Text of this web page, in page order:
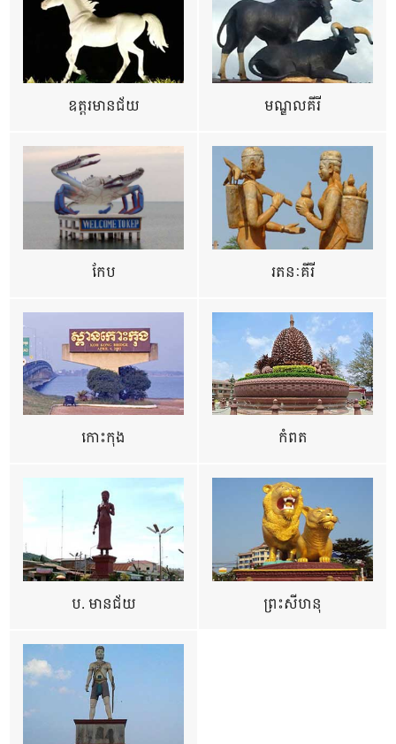
ឧត្ដរមានជ័យ មណ្ឌលគីរី
កែប រតនៈគីរី
កោះកុង កំពត
ប. មានជ័យ ព្រះសីហនុ